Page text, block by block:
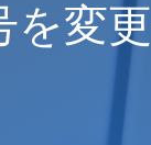
を変